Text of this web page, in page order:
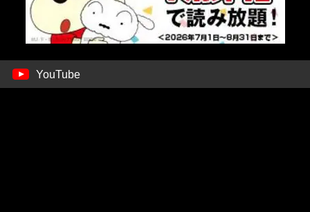
YouTube